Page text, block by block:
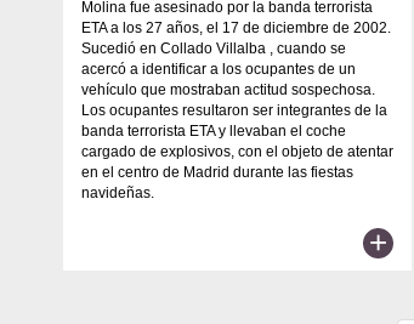
Molina fue asesinado por la banda terrorista
ETA a los 27 años, el 17 de diciembre de 2002.
Sucedió en Collado Villalba , cuando se
acercó a identificar a los ocupantes de un
vehículo que mostraban actitud sospechosa.
Los ocupantes resultaron ser integrantes de la
banda terrorista ETA y llevaban el coche
cargado de explosivos, con el objeto de atentar
en el centro de Madrid durante las fiestas
navideñas.
+